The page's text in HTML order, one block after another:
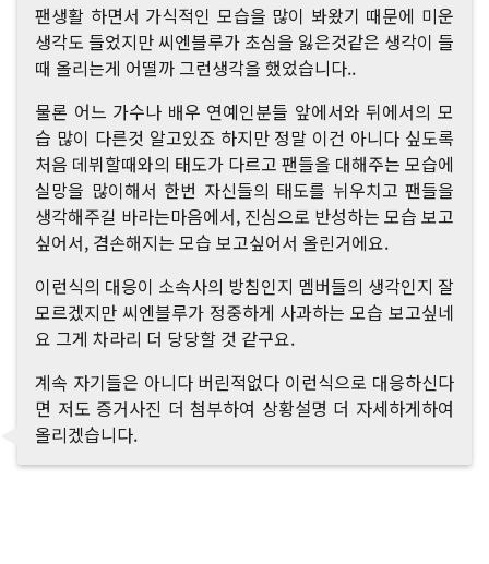
팬생활 하면서 가식적인 모습을 많이 봐왔기 때문에 미운
생각도 들었지만 씨엔블루가 초심을 잃은것같은 생각이 들
때 올리는게 어떨까 그런생각을 했었습니다..
물론 어느 가수나 배우 연예인분들 앞에서와 뒤에서의 모
습 많이 다른것 알고있죠 하지만 정말 이건 아니다 싶도록
처음 데뷔할때와의 태도가 다르고 팬들을 대해주는 모습에
실망을 많이해서 한번 자신들의 태도를 뉘우치고 팬들을
생각해주길 바라는마음에서, 진심으로 반성하는 모습 보고
싶어서, 겸손해지는 모습 보고싶어서 올린거에요.
이런식의 대응이 소속사의 방침인지 멤버들의 생각인지 잘
모르겠지만 씨엔블루가 정중하게 사과하는 모습 보고싶네
요 그게 차라리 더 당당할 것 같구요.
계속 자기들은 아니다 버린적없다 이런식으로 대응하신다
면 저도 증거사진 더 첨부하여 상황설명 더 자세하게하여
올리겠습니다.